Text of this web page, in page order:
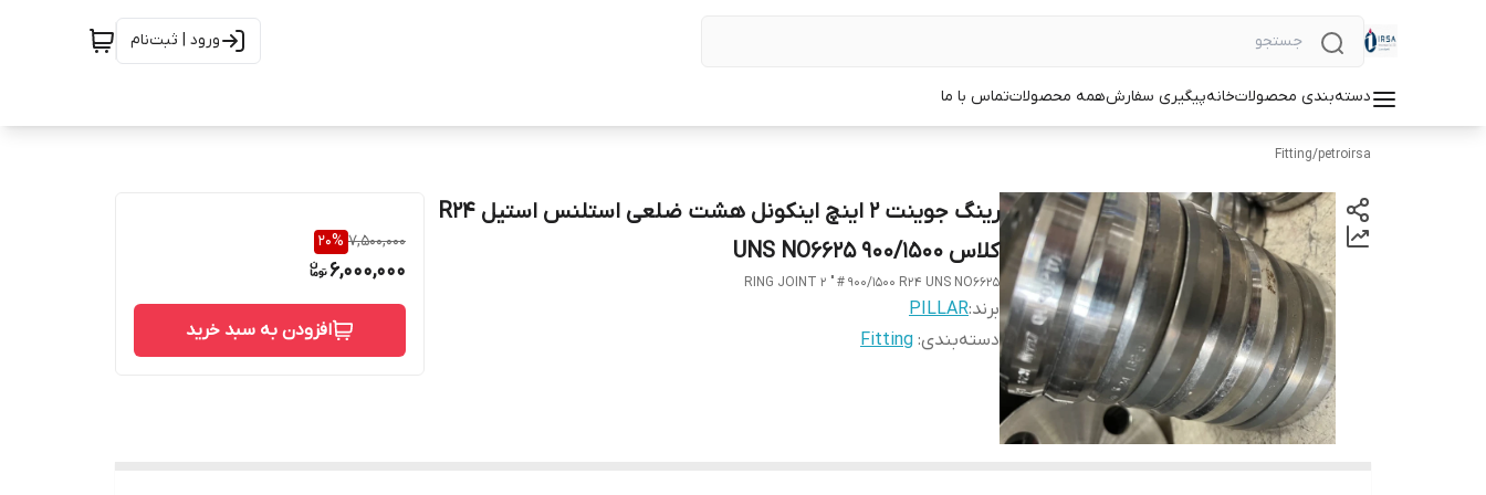
ورود | ثبت‌نام
دسته‌بندی محصولاتخانهپیگیری سفارشهمه محصولاتتماس با ما
petroirsa
/
Fitting
رینگ جوینت 2 اینچ اینکونل هشت ضلعی استلنس استیل R24
کلاس 900/1500 UNS NO6625
RING JOINT 2 " # 900/1500 R24 UNS NO6625
برند:PILLAR
دسته‌بندی:
Fitting
7,500,000
20%
6,000,000
افزودن به سبد خرید